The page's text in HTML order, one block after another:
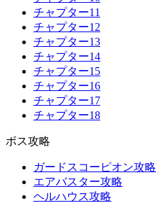
チャプター11
チャプター12
チャプター13
チャプター14
チャプター15
チャプター16
チャプター17
チャプター18
ボス攻略
ガードスコーピオン攻略
エアバスター攻略
ヘルハウス攻略